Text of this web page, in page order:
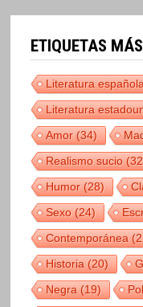
ETIQUETAS
Literatura española
Literatura
Amor(34)
Realismo sucio
Humor(28)
Sexo(24)
Contemporánea
Historia(20)
Negra(19)